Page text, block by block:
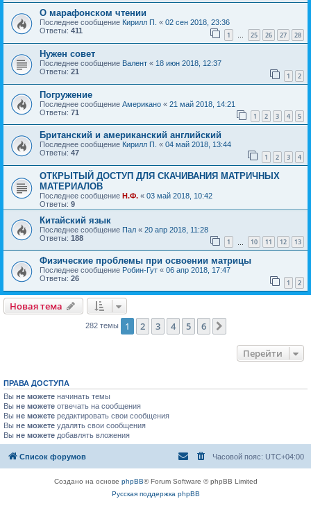
О марафонском чтении
Последнее сообщение Кирилл П. « 02 сен 2018, 23:36
Ответы: 411 1 … 25 26 27 28
Нужен совет
Последнее сообщение Валент « 18 июн 2018, 12:37
Ответы: 21 1 2
Погружение
Последнее сообщение Американо « 21 май 2018, 14:21
Ответы: 71 1 2 3 4 5
Британский и американский английский
Последнее сообщение Кирилл П. « 04 май 2018, 13:44
Ответы: 47 1 2 3 4
ОТКРЫТЫЙ ДОСТУП ДЛЯ СКАЧИВАНИЯ МАТРИЧНЫХ
МАТЕРИАЛОВ
Последнее сообщение Н.Ф. « 03 май 2018, 10:42
Ответы: 9
Китайский язык
Последнее сообщение Пал « 20 апр 2018, 11:28
Ответы: 188 1 10 11 12 13
Физические проблемы при освоении матрицы
Последнее сообщение Робин-Гут « 06 апр 2018, 17:47
Ответы: 26 1 2
Новая тема
282 темы 1 2 3 4 5 6
Перейти
ПРАВА ДОСТУПА
Вы не можете начинать темы
Вы не можете отвечать на сообщения
Вы не можете редактировать свои сообщения
Вы не можете удалять свои сообщения
Вы не можете добавлять вложения
Список форумов Часовой пояс: UTC+04:00
Создано на основе phpBB® Forum Software © phpBB Limited
Русская поддержка phpBB